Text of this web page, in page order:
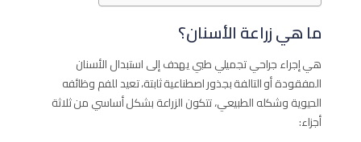
ما هي زراعة الأسنان؟
هي إجراء جراحي تجميلي طبي يهدف إلى استبدال الأسنان
المفقودة أو التالفة بجذور اصطناعية ثابتة، تعيد للفم وظائفه
الحيوية وشكله الطبيعي، تتكون الزراعة بشكل أساسي من ثلاثة
أجزاء: